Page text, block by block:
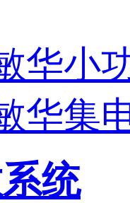
华小
华集
统